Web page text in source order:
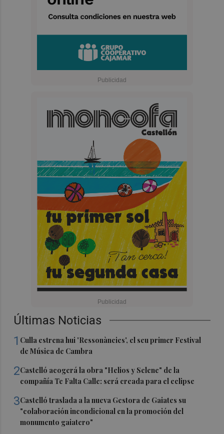
Últimas Noticias
1 Culla estrena hui 'Ressonàncies', el seu primer Festival
de Música de Cambra
2Castelló acogerá la obra "Helios y Selene" de la
compañía Te Falta Calle: será creada para el eclipse
3Castelló traslada a la nueva Gestora de Gaiates su
"colaboración incondicional en la promoción del
monumento gaiatero"